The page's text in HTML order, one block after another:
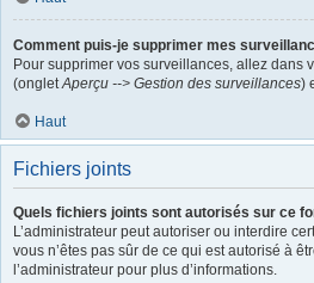
Comment puis-je supprimer mes
Pour supprimer vos surveillances, allez dans
(ongletAperçu --> Gestion des surveillances)
Haut
Fichiers joints
Quels fichiers joints sont autorisés sur ce
L’administrateur peut autoriser ou interdire
vous n’êtes pas sûr de ce qui est autorisé à
l’administrateur pour plus d’informations.